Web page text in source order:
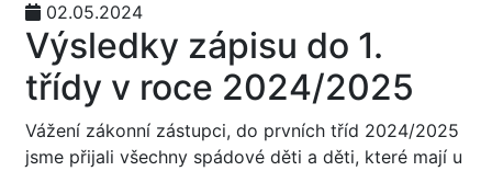
02.05.2024
Výsledky zápisu do 1.
třídy v roce 2024/2025
Vážení zákonní zástupci, do prvních tříd 2024/2025
jsme přijali všechny spádové děti a děti, které mají u